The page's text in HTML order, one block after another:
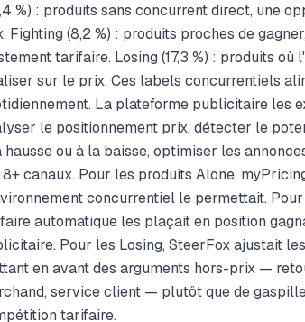
%) : produits sans concurrent direct, une
Fighting (8,2 %) : produits proches de
tarifaire. Losing (17,3 %) : produits où
sur le prix. Ces labels concurrentiels
La plateforme publicitaire les
le positionnement prix, détecter le
hausse ou à la baisse, optimiser les
canaux. Pour les produits Alone,
concurrentiel le permettait.
automatique les plaçait en position
Pour les Losing, SteerFox ajustait
en avant des arguments hors-prix —
service client — plutôt que de
tarifaire.